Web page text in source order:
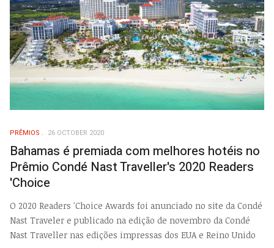
PRÊMIOS 26 OCTOBER 2020
Bahamas é premiada com melhores hotéis no
Prêmio Condé Nast Traveller's 2020 Readers
'Choice
O 2020 Readers 'Choice Awards foi anunciado no site da Condé
Nast Traveler e publicado na edição de novembro da Condé
Nast Traveller nas edições impressas dos EUA e Reino Unido